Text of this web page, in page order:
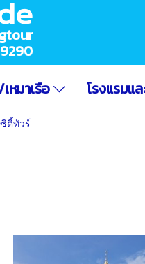
หมาเรือ โรงแรมแ
ซิตี้ทัวร์